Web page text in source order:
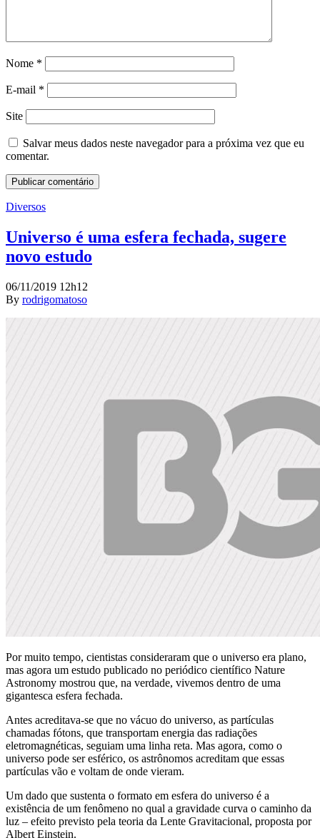
Nome *
E-mail *
Site
Salvar meus dados neste navegador para a próxima vez que eu
comentar.
Diversos
Universo é uma esfera fechada, sugere
novo estudo
06/11/2019 12h12
By rodrigomatoso
Por muito tempo, cientistas consideraram que o universo era plano,
mas agora um estudo publicado no periódico científico Nature
Astronomy mostrou que, na verdade, vivemos dentro de uma
gigantesca esfera fechada.
Antes acreditava-se que no vácuo do universo, as partículas
chamadas fótons, que transportam energia das radiações
eletromagnéticas, seguiam uma linha reta. Mas agora, como o
universo pode ser esférico, os astrônomos acreditam que essas
partículas vão e voltam de onde vieram.
Um dado que sustenta o formato em esfera do universo é a
existência de um fenômeno no qual a gravidade curva o caminho da
luz – efeito previsto pela teoria da Lente Gravitacional, proposta por
Albert Einstein.